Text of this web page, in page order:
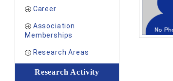
Career
Association
Memberships
Research Areas
Research Activity